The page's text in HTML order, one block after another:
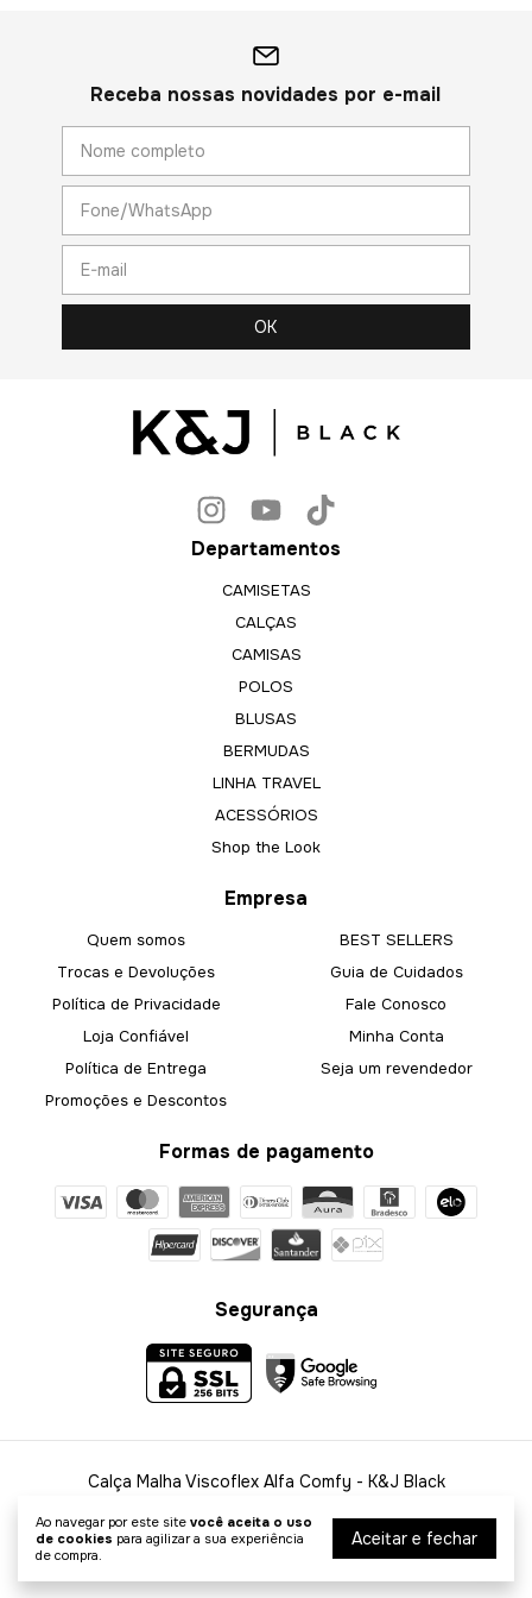
Ao navegar por este site você aceita o uso
de cookies para agilizar a sua experiência
de compra.
Aceitar e fechar
Receba nossas novidades por e-mail
Departamentos
CAMISETAS
CALÇAS
CAMISAS
POLOS
BLUSAS
BERMUDAS
LINHA TRAVEL
ACESSÓRIOS
Shop the Look
Empresa
Quem somos
Trocas e Devoluções
Política de Privacidade
Loja Confiável
Política de Entrega
Promoções e Descontos
BEST SELLERS
Guia de Cuidados
Fale Conosco
Minha Conta
Seja um revendedor
Formas de pagamento
Segurança
Calça Malha Viscoflex Alfa Comfy - K&J Black